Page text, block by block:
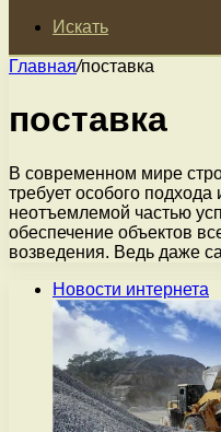
Искать
Главная/поставка
поставка
В современном мире
требует особого
неотъемлемой частью
обеспечение объектов
возведения. Ведь даже
Новости интернета